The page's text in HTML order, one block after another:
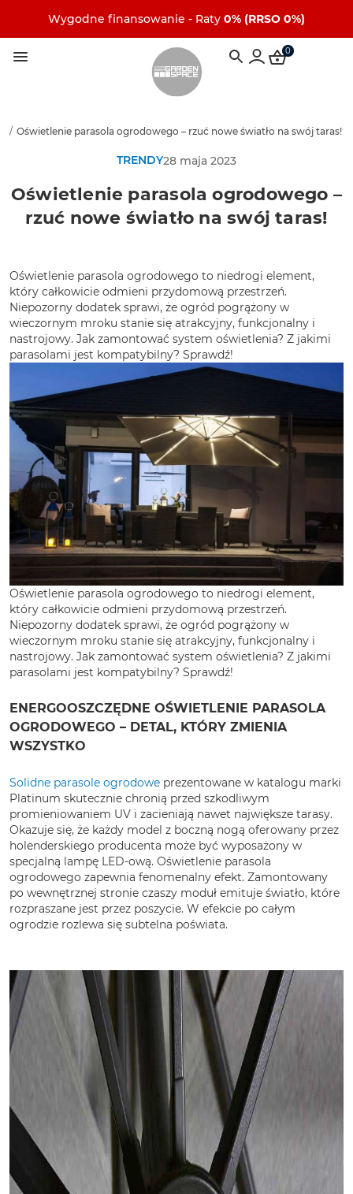
Wygodne finansowanie - Raty 0% (RRSO 0%)
0
/ Oświetlenie parasola ogrodowego – rzuć nowe światło na swój taras!
TRENDY28 maja 2023
Oświetlenie parasola ogrodowego –
rzuć nowe światło na swój taras!
Oświetlenie parasola ogrodowego to niedrogi element,
który całkowicie odmieni przydomową przestrzeń.
Niepozorny dodatek sprawi, że ogród pogrążony w
wieczornym mroku stanie się atrakcyjny, funkcjonalny i
nastrojowy. Jak zamontować system oświetlenia? Z jakimi
parasolami jest kompatybilny? Sprawdź!
Oświetlenie parasola ogrodowego to niedrogi element,
który całkowicie odmieni przydomową przestrzeń.
Niepozorny dodatek sprawi, że ogród pogrążony w
wieczornym mroku stanie się atrakcyjny, funkcjonalny i
nastrojowy. Jak zamontować system oświetlenia? Z jakimi
parasolami jest kompatybilny? Sprawdź!
ENERGOOSZCZĘDNE OŚWIETLENIE PARASOLA
OGRODOWEGO – DETAL, KTÓRY ZMIENIA
WSZYSTKO
Solidne parasole ogrodowe prezentowane w katalogu marki
Platinum skutecznie chronią przed szkodliwym
promieniowaniem UV i zacieniają nawet największe tarasy.
Okazuje się, że każdy model z boczną nogą oferowany przez
holenderskiego producenta może być wyposażony w
specjalną lampę LED-ową. Oświetlenie parasola
ogrodowego zapewnia fenomenalny efekt. Zamontowany
po wewnętrznej stronie czaszy moduł emituje światło, które
rozpraszane jest przez poszycie. W efekcie po całym
ogrodzie rozlewa się subtelna poświata.